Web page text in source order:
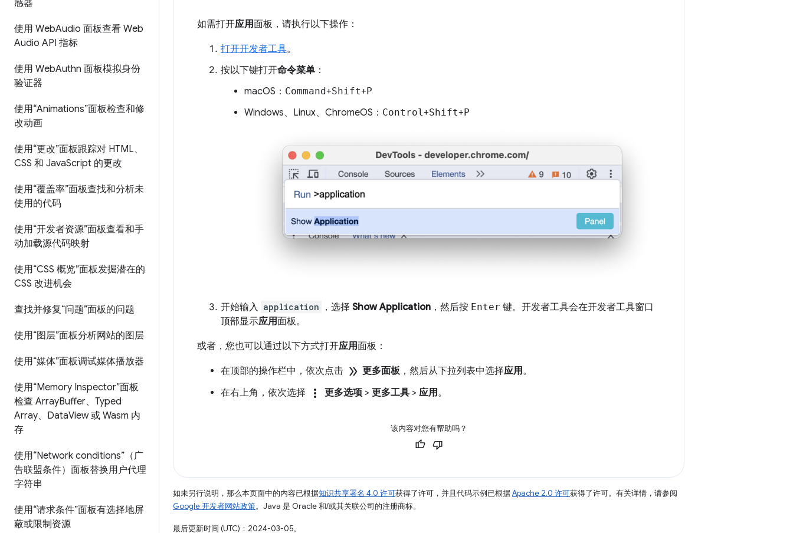
感器
使用 WebAudio 面板查看 Web
Audio API 指标
使用 WebAuthn 面板模拟身份
验证器
使用“Animations”面板检查和修
改动画
使用“更改”面板跟踪对 HTML、
CSS 和 JavaScript 的更改
使用“覆盖率”面板查找和分析未
使用的代码
使用“开发者资源”面板查看和手
动加载源代码映射
使用“CSS 概览”面板发掘潜在的
CSS 改进机会
查找并修复“问题”面板的问题
使用“图层”面板分析网站的图层
使用“媒体”面板调试媒体播放器
使用“Memory Inspector”面板
检查 ArrayBuffer、Typed
Array、DataView 或 Wasm 内
存
使用“Network conditions”（广
告联盟条件）面板替换用户代理
字符串
使用“请求条件”面板有选择地屏
蔽或限制资源
如需打开应用面板，请执行以下操作：
打开开发者工具。
按以下键打开命令菜单 ：
macOS： Command+Shift+P
Windows、Linux、ChromeOS： Control+Shift+P
开始输入 application ，选择 Show Application ，然后按 Enter 键。开发者工具会在开发者工具窗口
顶部显示应用面板。
或者，您也可以通过以下方式打开应用面板：
在顶部的操作栏中，依次点击 double_arrow 更多面板，然后从下拉列表中选择应用。
在右上角，依次选择
more_vert 更多选项 > 更多工具 > 应用。
该内容对您有帮助吗？
如未另行说明，那么本页面中的内容已根据知识共享署名 4.0 许可获得了许可，并且代码示例已根据Apache 2.0 许可获得了许可。有关详情，请参阅
Google 开发者网站政策。Java 是 Oracle 和/或其关联公司的注册商标。
最后更新时间 (UTC)：2024-03-05。